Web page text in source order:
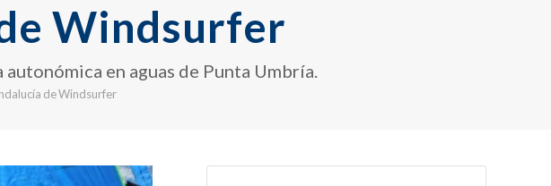
Windsurfer
en aguas de Punta Umbría.
de Windsurfer